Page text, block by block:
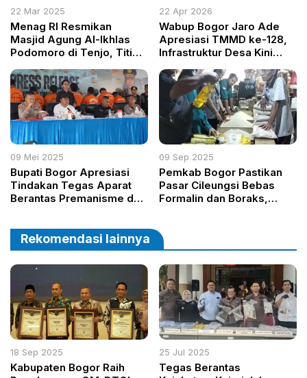
22 Mar 2025
Menag RI Resmikan
Masjid Agung Al-Ikhlas
Podomoro di Tenjo, Titip
22 Apr 2026
Wabup Bogor Jaro Ade
Apresiasi TMMD ke-128,
Infrastruktur Desa Kini
09 Mei 2025
Bupati Bogor Apresiasi
Tindakan Tegas Aparat
Berantas Premanisme dan
09 Sep 2025
Pemkab Bogor Pastikan
Pasar Cileungsi Bebas
Formalin dan Boraks,
Rekomendasi lainnya
18 Sep 2025
Kabupaten Bogor Raih
25 Jul 2025
Tegas Berantas